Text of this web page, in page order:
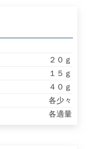
２０ｇ
１５ｇ
４０ｇ
各少々
各適量